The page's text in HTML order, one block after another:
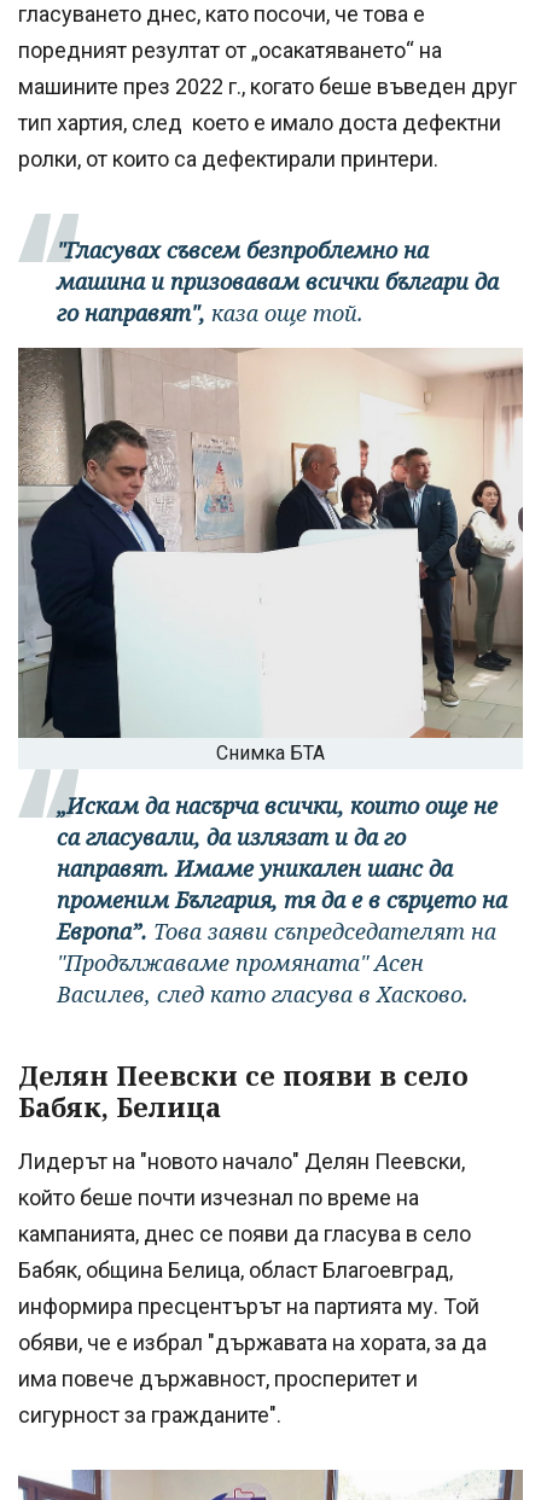
гласуването днес, като посочи, че това е
поредният резултат от „осакатяването“ на
машините през 2022 г., когато беше въведен друг
тип хартия, след което е имало доста дефектни
ролки, от които са дефектирали принтери.
"Гласувах съвсем безпроблемно на
машина и призовавам всички българи да
го направят", каза още той.
Снимка БТА
„Искам да насърча всички, които още не
са гласували, да излязат и да го
направят. Имаме уникален шанс да
променим България, тя да е в сърцето на
Европа”. Това заяви съпредседателят на
"Продължаваме промяната" Асен
Василев, след като гласува в Хасково.
Делян Пеевски се появи в село
Бабяк, Белица
Лидерът на "новото начало" Делян Пеевски,
който беше почти изчезнал по време на
кампанията, днес се появи да гласува в село
Бабяк, община Белица, област Благоевград,
информира пресцентърът на партията му. Той
обяви, че е избрал "държавата на хората, за да
има повече държавност, просперитет и
сигурност за гражданите".